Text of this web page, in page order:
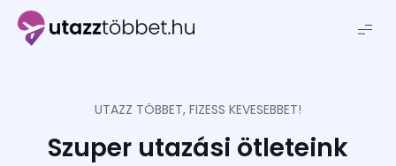
Utazztöbbet.hu
UTAZZ TÖBBET, FIZESS KEVESEBBET!
Szuper utazási ötleteink